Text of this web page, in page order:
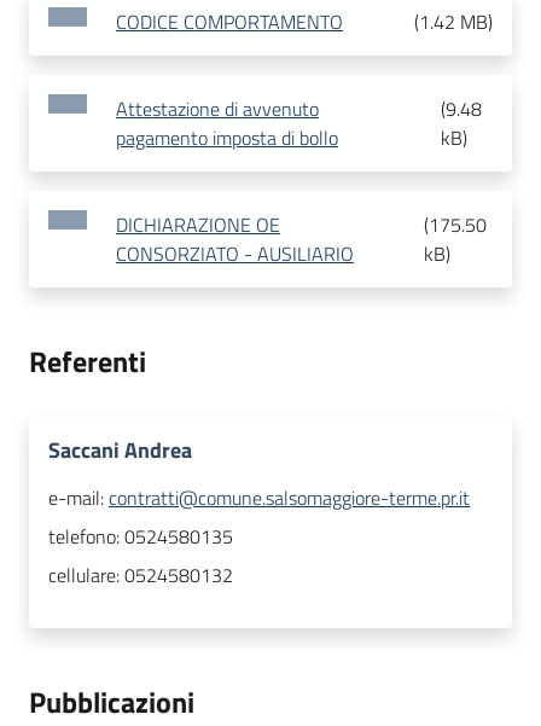
CODICE COMPORTAMENTO (1.42 MB)
Attestazione di avvenuto
pagamento imposta di bollo
(9.48
kB)
DICHIARAZIONE OE
CONSORZIATO - AUSILIARIO
(175.50
kB)
Referenti
Saccani Andrea
e-mail:contratti@comune.salsomaggiore-terme.pr.it
telefono:0524580135
cellulare:0524580132
Pubblicazioni